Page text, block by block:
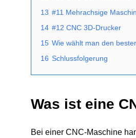
13 #11 Mehrachsige
14 #12 CNC 3D-Drucker
15 Wie wählt man den
16 Schlussfolgerung
Was ist eine
Bei einer CNC-Maschine